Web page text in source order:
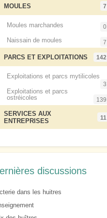
MOULES 7
Moules marchandes 0
Naissain de moules 7
PARCS ET EXPLOITATIONS 142
Exploitations et parcs mytilicoles
3
Exploitations et parcs
ostréicoles
139
SERVICES AUX
ENTREPRISES
11
discussions
dans les huitres